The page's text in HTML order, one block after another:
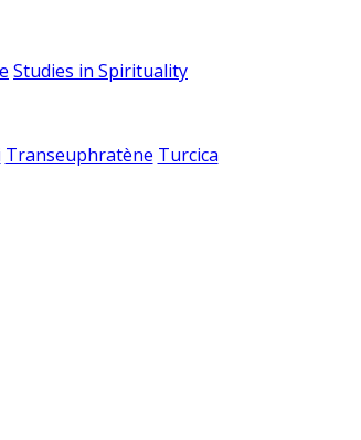
Studies in Spirituality
Transeuphratène Turcica